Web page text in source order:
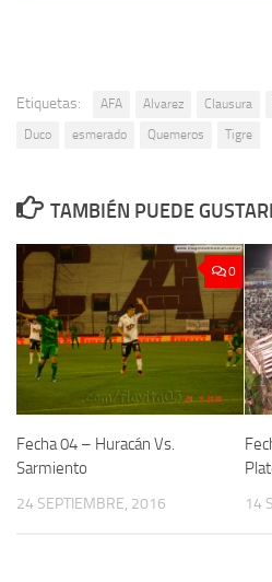
Etiquetas: AFA Alvarez Clausura
Duco
esmerado Quemeros Tigre
TAMBIÉN PUEDE
0
Fecha 04 – Huracán Vs.
Sarmiento
24 SEPTIEMBRE, 2016 14